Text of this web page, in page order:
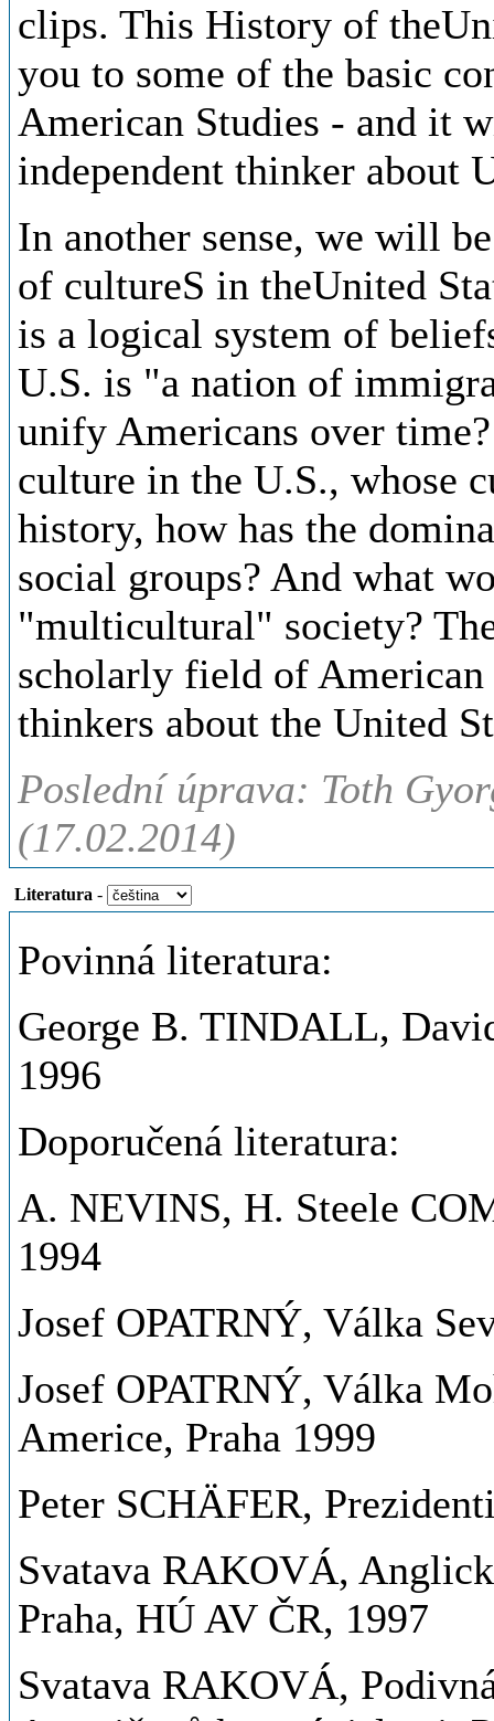
clips. This History of
you to some of the basic
American Studies - and it
independent thinker about
In another sense, we will
of cultureS in theUnited
is a logical system of
U.S. is "a nation of
unify Americans over
culture in the U.S., whose
history, how has the
social groups? And what
"multicultural" society?
scholarly field of American
thinkers about the United
Poslední úprava: Toth
(17.02.2014)
Literatura -
Povinná literatura:
George B. TINDALL,
1996
Doporučená literatura:
A. NEVINS, H. Steele
1994
Josef OPATRNÝ, Válka
Josef OPATRNÝ, Válka
Americe, Praha 1999
Peter SCHÄFER,
Svatava RAKOVÁ,
Praha, HÚ AV ČR, 1997
Svatava RAKOVÁ,